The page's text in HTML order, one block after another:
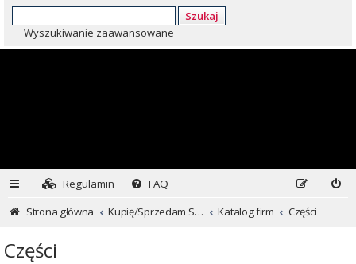
Szukaj
Wyszukiwanie zaawansowane
Regulamin
FAQ
Strona główna
Kupię/Sprzedam Subaru i nie tylko... Katalog firm Części
Części